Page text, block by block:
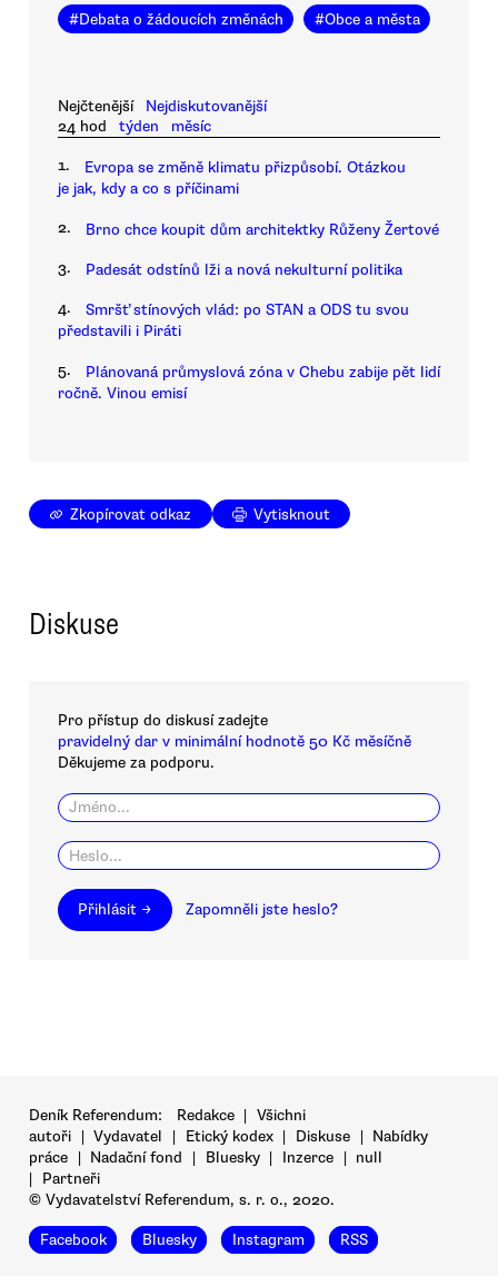
#Debata o žádoucích změnách #Obce a města
Nejčtenější
Nejdiskutovanější
24 hod
týden měsíc
1.
Evropa se změně klimatu přizpůsobí. Otázkou
je jak, kdy a co s příčinami
2. Brno chce koupit dům architektky Růženy Žertové
3. Padesát odstínů lži a nová nekulturní politika
4.
Smršť stínových vlád: po STAN a ODS tu svou
představili i Piráti
5.
Plánovaná průmyslová zóna v Chebu zabije pět lidí
ročně. Vinou emisí
Zkopírovat odkaz Vytisknout
Diskuse
Pro přístup do diskusí zadejte
pravidelný dar v minimální hodnotě 50 Kč měsíčně
Děkujeme za podporu.
Přihlásit → Zapomněli jste heslo?
Deník Referendum: Redakce | Všichni
autoři | Vydavatel | Etický kodex | Diskuse | Nabídky
práce | Nadační fond | Bluesky | Inzerce | null
|
Partneři
© Vydavatelství Referendum, s. r. o., 2020.
Facebook Bluesky Instagram RSS